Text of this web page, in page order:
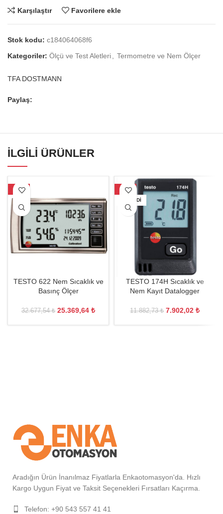
Karşılaştır Favorilere ekle
Stok kodu: c184064068f6
Kategoriler: Ölçü ve Test Aletleri Termometre ve Nem Ölçer
TFA DOSTMANN
Paylaş:
İLGILI ÜRÜNLER
-22%
TESTO 622 Nem Sıcaklık ve
Basınç Ölçer
32.677,54₺ 25.369,64 ₺
-33%
TÜKENDI
TESTO 174H Sıcaklık ve
Nem Kayıt Datalogger
11.882,73₺ 7.902,02 ₺
Aradığın Ürün İnanılmaz Fiyatlarla Enkaotomasyon'da. Hızlı
Kargo Uygun Fiyat ve Taksit Seçenekleri Fırsatları Kaçırma.
Telefon: +90 543 557 41 41